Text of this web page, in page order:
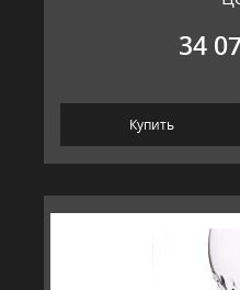
34
Купить